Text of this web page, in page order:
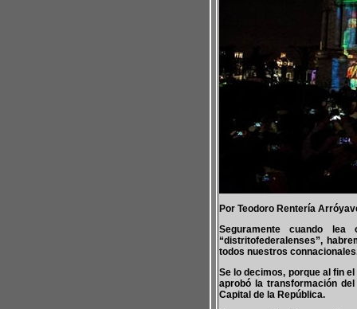
Por Teodoro Rentería
Seguramente cuando
“distritofederalenses”,
todos nuestros
Se lo decimos, porque al fin
aprobó la transformación
Capital de la República.